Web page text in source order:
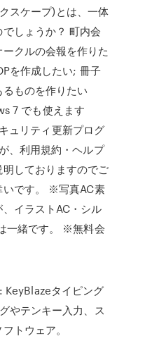
スケープ)とは、一体
しょうか？ 町内会
クルの会報を作りた
を作成したい; 冊子
ものを作りたい
7 でも使えます
ュリティ更新プログ
、利用規約・ヘルプ
しておりますのでご
いです。 ※写真AC素
イラストAC・シル
一緒です。 ※無料会
タイピング
やテンキー入力、ス
トウェア。